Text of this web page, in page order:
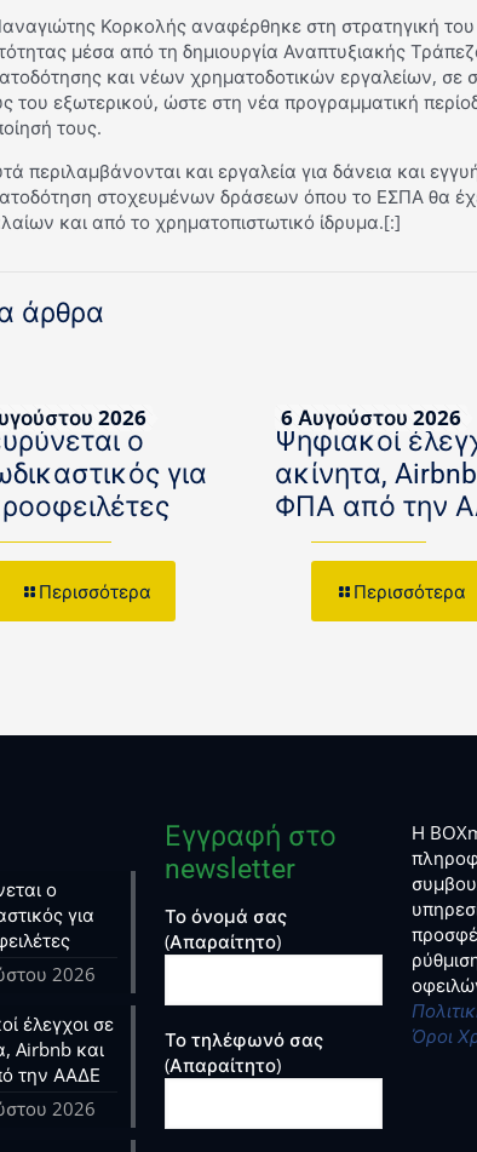
Κορκολής αναφέρθηκε στη στρατηγική του
μέσα από τη δημιουργία Αναπτυξιακής
και νέων χρηματοδοτικών εργαλείων, σε
του εξωτερικού, ώστε στη νέα προγραμματική
τους.
περιλαμβάνονται και εργαλεία για δάνεια και
στοχευμένων δράσεων όπου το ΕΣΠΑ θα
και από το χρηματοπιστωτικό ίδρυμα.[:]
άρθρα
2026
ο
για
Περισσότερα
6 Αυγούστου 2026
Ψηφιακοί
ακίνητα,
ΦΠΑ από την
Περισσότερα
ο
για
2026
έλεγχοι σε
Airbnb και
την ΑΑΔΕ
2026
Εγγραφή στο
newsletter
Το όνομά σας
(Απαραίτητο)
Το τηλέφωνό σας
(Απαραίτητο)
Η
Όροι